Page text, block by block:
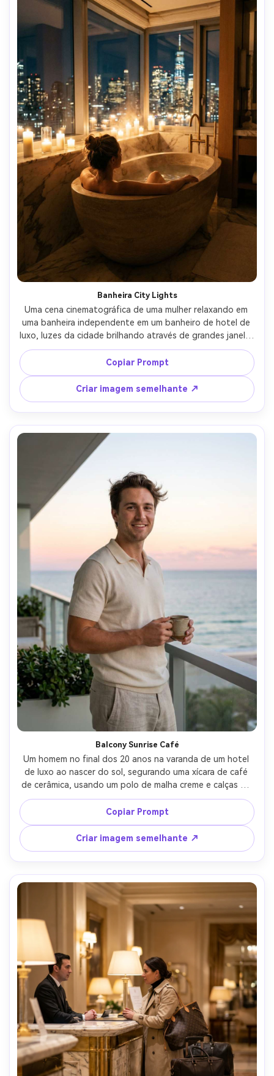
Banheira City Lights
Uma cena cinematográfica de uma mulher relaxando em
uma banheira independente em um banheiro de hotel de
luxo, luzes da cidade brilhando através de grandes janelas
atrás dela, velas ao longo da cordilheira de mármore,
vapor suave, cabelo em um coque solto, luz fraca
humorística com destaques quentes, filmado em Canon
R5, 35mm, moldura média, fotorealista, atmosfera
noturna de luxo-AR 4:5
Copiar Prompt
Criar imagem semelhante ↗
Balcony Sunrise Café
Um homem no final dos 20 anos na varanda de um hotel
de luxo ao nascer do sol, segurando uma xícara de café
de cerâmica, usando um polo de malha creme e calças de
linho, horizonte do oceano brilhante, brisa suave, céu
pastel suave, tirado em Nikon Z7 II, 70 mm, retrato de
meio corpo, luz natural, fotorealista, viagem limpa Tons
editoriais- -ar 4:5
Copiar Prompt
Criar imagem semelhante ↗